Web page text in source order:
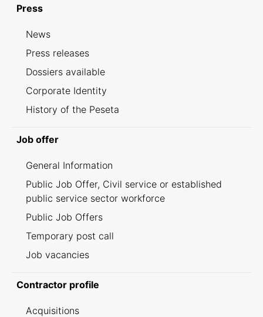
Press
News
Press releases
Dossiers available
Corporate Identity
History of the Peseta
Job offer
General Information
Public Job Offer, Civil service or established
public service sector workforce
Public Job Offers
Temporary post call
Job vacancies
Contractor profile
Acquisitions